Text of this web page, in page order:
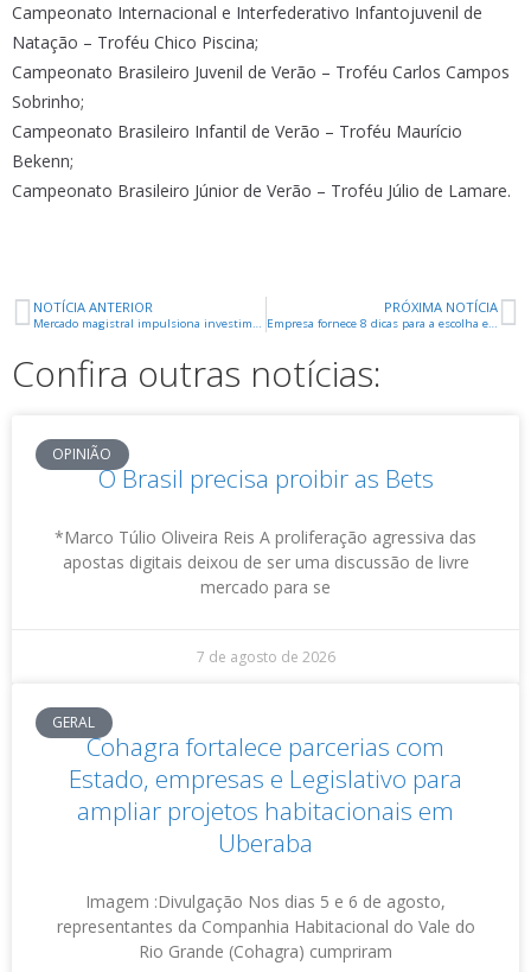
Campeonato Internacional e Interfederativo Infantojuvenil de
Natação – Troféu Chico Piscina;
Campeonato Brasileiro Juvenil de Verão – Troféu Carlos Campos
Sobrinho;
Campeonato Brasileiro Infantil de Verão – Troféu Maurício
Bekenn;
Campeonato Brasileiro Júnior de Verão – Troféu Júlio de Lamare.
NOTÍCIA ANTERIOR
Mercado magistral impulsiona investimentos estrangeiros no Brasil
PRÓXIMA NOTÍCIA
Empresa fornece 8 dicas para a escolha e instalação do chuveiro elétrico
Confira outras notícias:
OPINIÃO
O Brasil precisa proibir as Bets
*Marco Túlio Oliveira Reis A proliferação agressiva das
apostas digitais deixou de ser uma discussão de livre
mercado para se
7 de agosto de 2026
GERAL
Cohagra fortalece parcerias com
Estado, empresas e Legislativo para
ampliar projetos habitacionais em
Uberaba
Imagem :Divulgação Nos dias 5 e 6 de agosto,
representantes da Companhia Habitacional do Vale do
Rio Grande (Cohagra) cumpriram